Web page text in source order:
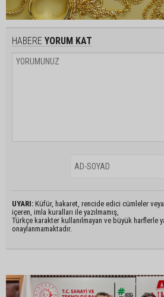
HABERE YORUM KAT
UYARI: Küfür, hakaret, rencide edici cümleler veya
içeren, imla kuralları ile yazılmamış,
Türkçe karakter kullanılmayan ve büyük harflerle
onaylanmamaktadır.